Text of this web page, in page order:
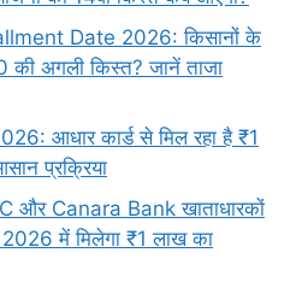
Date 2026: किसानों के
अगली किस्त? जानें ताजा
आधार कार्ड से मिल रहा है ₹1
प्रक्रिया
और Canara Bank खाताधारकों
में मिलेगा ₹1 लाख का